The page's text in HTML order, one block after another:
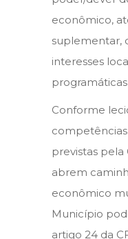
econômico,
suplementar,
interesses
Conforme
competências
previstas
abrem
econômico
Município
artigo 24 da